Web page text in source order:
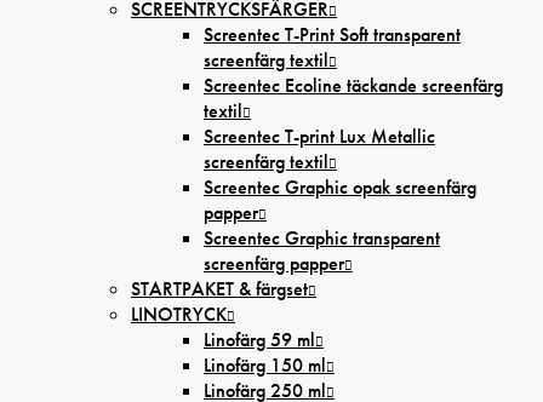
SCREENTRYCKSFÄRGER
Screentec T-Print Soft transparent
screenfärg textil
Screentec Ecoline täckande screenfärg
textil
Screentec T-print Lux Metallic
screenfärg textil
Screentec Graphic opak screenfärg
papper
Screentec Graphic transparent
screenfärg papper
STARTPAKET & färgset
LINOTRYCK
Linofärg 59 ml
Linofärg 150 ml
Linofärg 250 ml